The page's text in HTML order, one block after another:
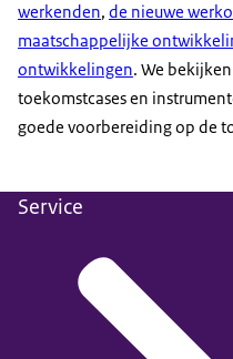
werkenden, de nieuwe
maatschappelijke
ontwikkelingen. We
toekomstcasesen
goede voorbereiding op de
Service